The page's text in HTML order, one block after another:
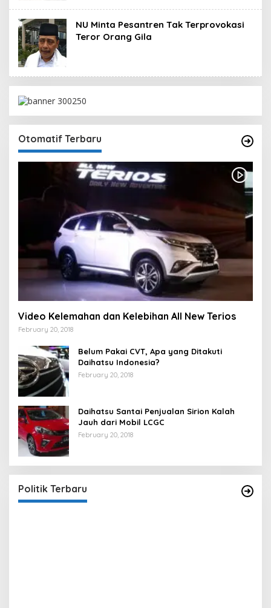
NU Minta Pesantren Tak Terprovokasi
Teror Orang Gila
Otomatif Terbaru
Video Kelemahan dan Kelebihan All New Terios
February 20, 2018
Belum Pakai CVT, Apa yang Ditakuti
Daihatsu Indonesia?
February 20, 2018
Daihatsu Santai Penjualan Sirion Kalah
Jauh dari Mobil LCGC
February 20, 2018
Politik Terbaru
Yasin
In Berita, Politik |